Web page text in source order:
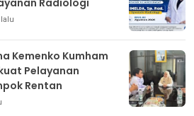
Kemenko Kumham
Pelayanan
Rentan